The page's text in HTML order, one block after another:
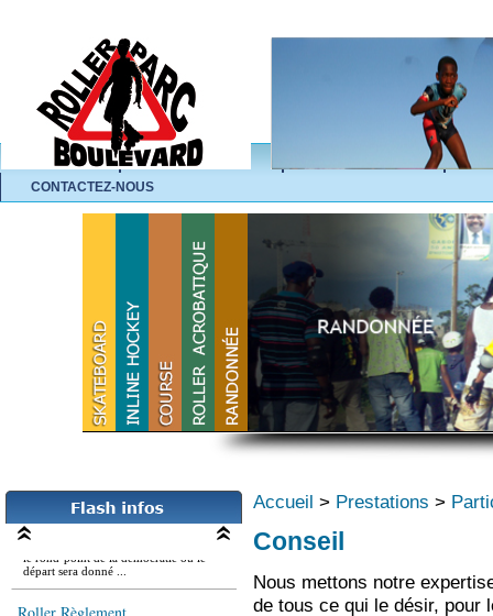
ACCUEIL L'ASSOCIATION
CONTACTEZ-NOUS
La roller rando d'LBV
Le lieu prévu pour le rassemblement est
départ sera donné ...
Roller Règlement
Accueil > Prestations >
Conseil
Nous mettons notre
de tous ce qui le désir,